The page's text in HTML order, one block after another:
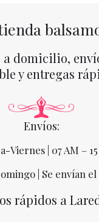
domicilio,
y entregas
Envíos:
Viernes | 07 AM –
| Se envían
rápidos a